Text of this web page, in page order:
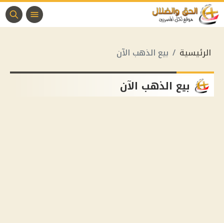
الرئيسية بيع الذهب الآن
بيع الذهب الآن